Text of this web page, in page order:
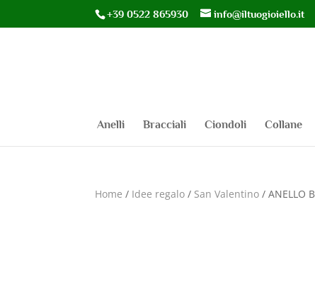
+39 0522 865930 info@iltuogioiello.it
Anelli Bracciali Ciondoli Collane
Home / Idee regalo / San Valentino / ANELLO